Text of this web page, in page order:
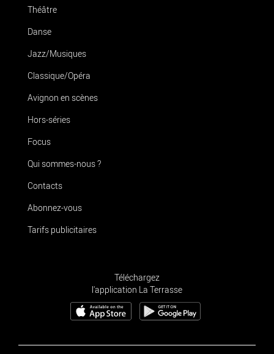
Théâtre
Danse
Jazz/Musiques
Classique/Opéra
Avignon en scènes
Hors-séries
Focus
Qui sommes-nous ?
Contacts
Abonnez-vous
Tarifs publicitaires
Téléchargez
l'application La Terrasse